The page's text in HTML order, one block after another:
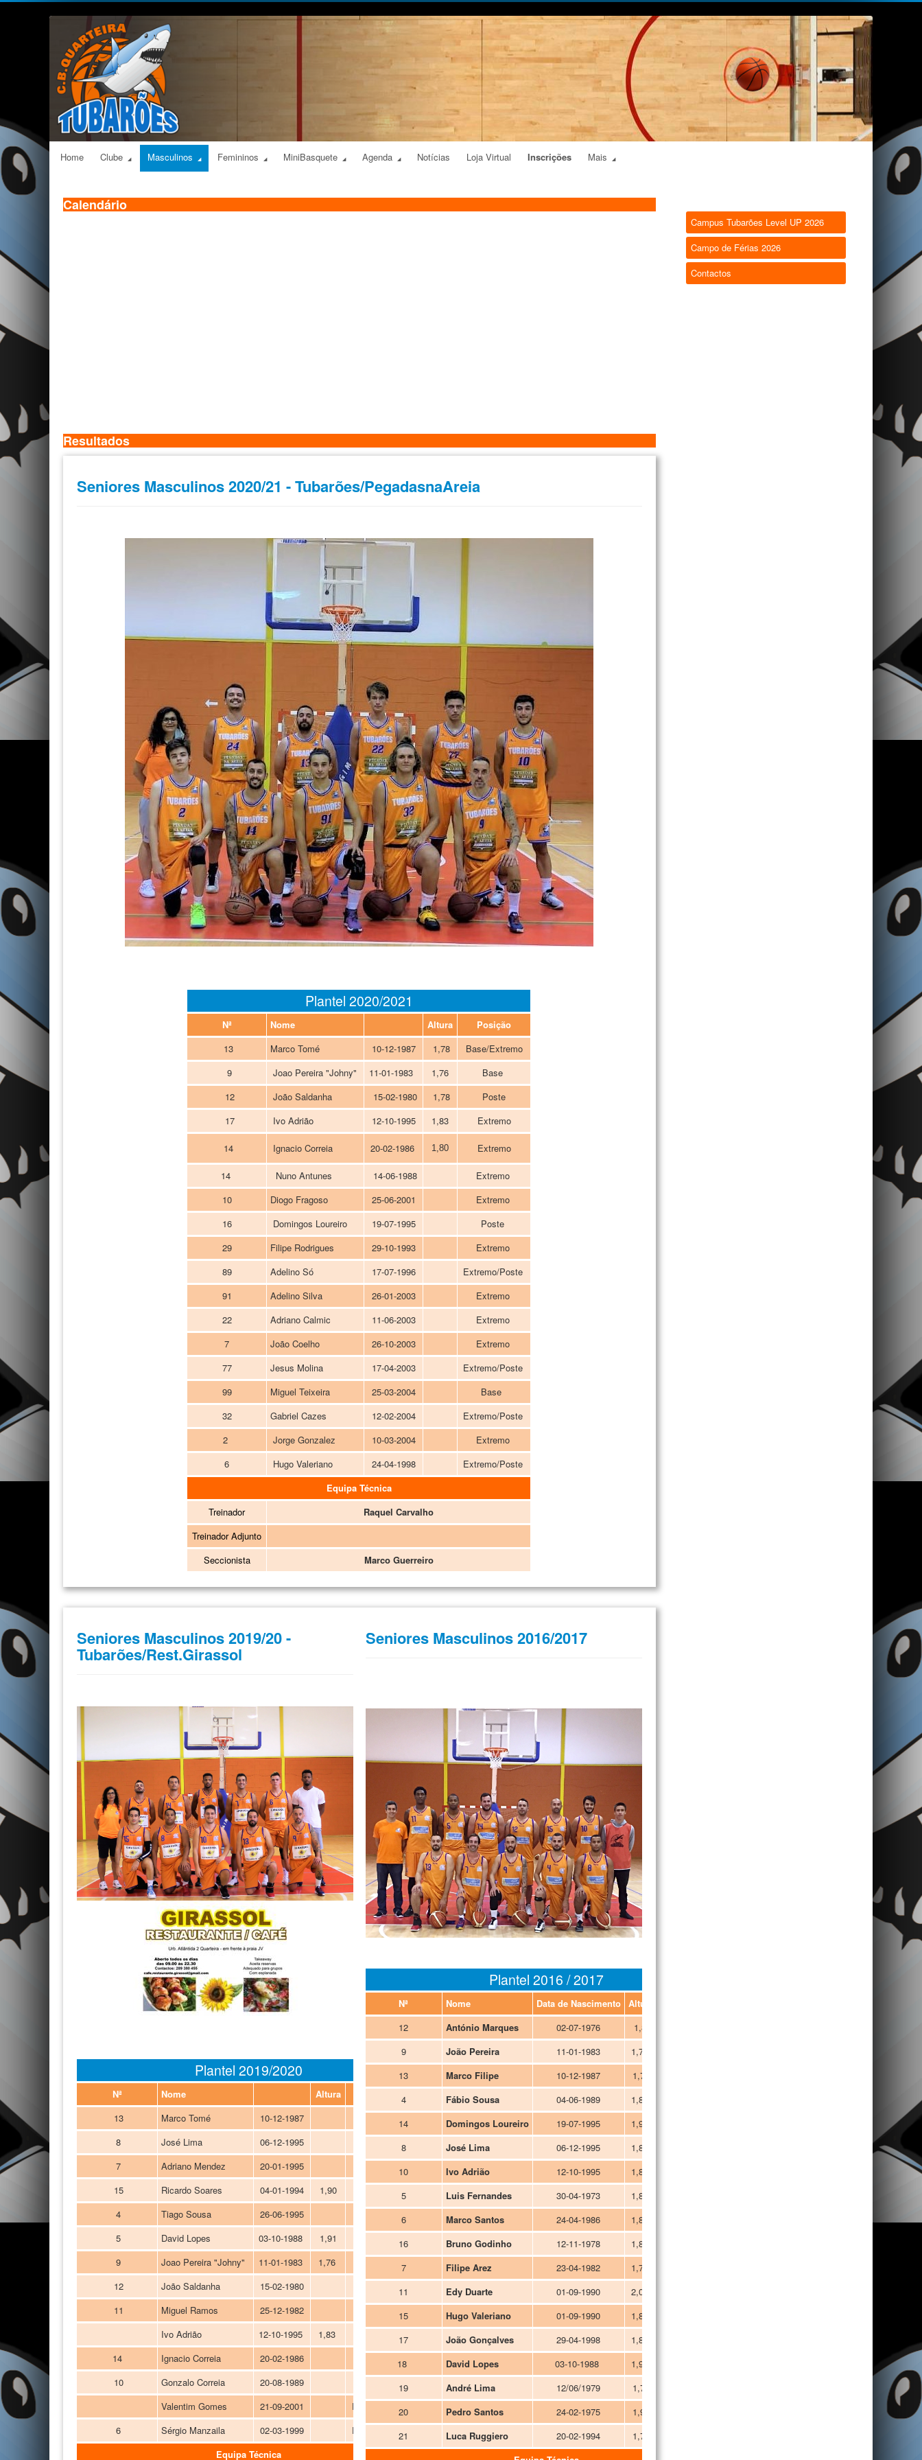
Home Clube Masculinos Femininos MiniBasquete Agenda Notícias Loja Virtual Inscrições Mais
Calendário
Resultados
Seniores Masculinos 2020/21 - Tubarões/PegadasnaAreia
Plantel 2020/2021
Nª Nome Altura
Posição
13
Marco Tomé 10-12-1987 1,78
Base/Extremo
9
Joao Pereira "Johny" 11-01-1983 1,76
Base
12
João Saldanha 15-02-1980 1,78
Poste
17
Ivo Adrião 12-10-1995 1,83 Extremo
14 Ignacio Correia 20-02-1986 1,80 Extremo
14 Nuno Antunes 14-06-1988
Extremo
10
Diogo Fragoso 25-06-2001
Extremo
16
Domingos Loureiro 19-07-1995
Poste
29
Filipe Rodrigues 29-10-1993
Extremo
89
Adelino Só 17-07-1996
Extremo/Poste
91
Adelino Silva 26-01-2003
Extremo
22
Adriano Calmic 11-06-2003
Extremo
7
João Coelho 26-10-2003
Extremo
77
Jesus Molina 17-04-2003
Extremo/Poste
99
Miguel Teixeira 25-03-2004
Base
32
Gabriel Cazes 12-02-2004
Extremo/Poste
2
Jorge Gonzalez 10-03-2004
Extremo
6
Hugo Valeriano 24-04-1998
Extremo/Poste
Equipa Técnica
Treinador
Raquel Carvalho
Treinador Adjunto
Seccionista
Marco Guerreiro
Seniores Masculinos 2019/20 -
Tubarões/Rest.Girassol
Plantel 2019/2020
Nª Nome Altura
13
Marco Tomé 10-12-1987
Base/Extremo
8
José Lima 06-12-1995
7
Adriano Mendez 20-01-1995
15
Ricardo Soares 04-01-1994 1,90
4
Tiago Sousa 26-06-1995
5
David Lopes 03-10-1988 1,91
Extremo/Poste
9
Joao Pereira "Johny" 11-01-1983 1,76
12
João Saldanha 15-02-1980
Base/Extremo
11
Miguel Ramos 25-12-1982
Ivo Adrião
12-10-1995 1,83
Extremo
14
Ignacio Correia 20-02-1986
Extremo
10
Gonzalo Correia 20-08-1989
Extremo
Valentim Gomes
21-09-2001
Extremo/Poste
6
Sérgio Manzaila 02-03-1999
Extremo/Poste
Equipa Técnica
Seniores Masculinos 2016/2017
Plantel 2016 / 2017
Nª Nome Data de Nascimento Altura
12
António Marques 02-07-1976 1,85
9
João Pereira 11-01-1983 1,74
13
Marco Filipe 10-12-1987 1,77
4
Fábio Sousa 04-06-1989 1,80
14
Domingos Loureiro 19-07-1995 1,94
8
José Lima 06-12-1995 1,80
10
Ivo Adrião 12-10-1995 1,86
5
Luis Fernandes 30-04-1973 1,80
6
Marco Santos 24-04-1986 1,81
16
Bruno Godinho 12-11-1978 1,80
7
Filipe Arez 23-04-1982 1,77
11
Edy Duarte 01-09-1990 2,00
15
Hugo Valeriano 01-09-1990 1,87
17
João Gonçalves 29-04-1998 1,86
18
David Lopes 03-10-1988 1,90
19
André Lima 12/06/1979 1,75
20
Pedro Santos 24-02-1975 1,95
21
Luca Ruggiero 20-02-1994 1,78
Campus Tubarões Level UP 2026
Campo de Férias 2026
Contactos